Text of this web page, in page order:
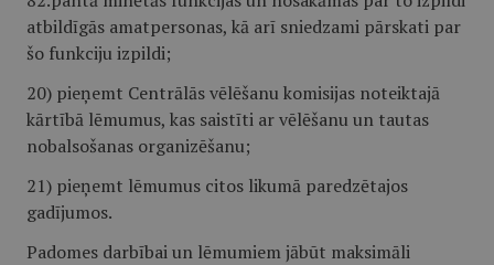
atbildīgās amatpersonas, kā arī sniedzami pārskati par
šo funkciju izpildi;
20) pieņemt Centrālās vēlēšanu komisijas noteiktajā
kārtībā lēmumus, kas saistīti ar vēlēšanu un tautas
nobalsošanas organizēšanu;
21) pieņemt lēmumus citos likumā paredzētajos
gadījumos.
Padomes darbībai un lēmumiem jābūt maksimāli